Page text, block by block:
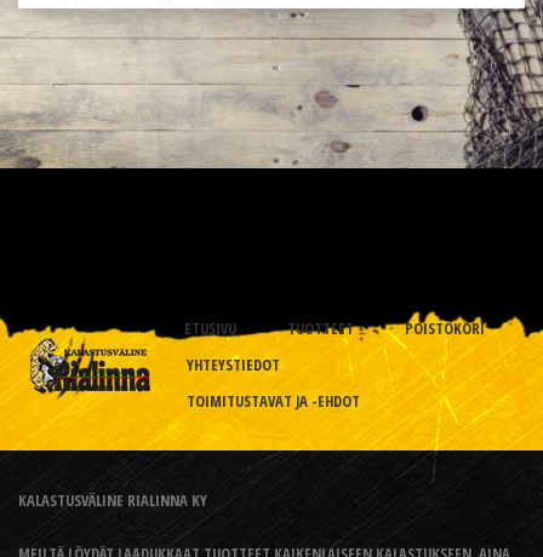
ETUSIVU TUOTTEET
POISTOKORI
YHTEYSTIEDOT
TOIMITUSTAVAT JA -EHDOT
KALASTUSVÄLINE RIALINNA KY